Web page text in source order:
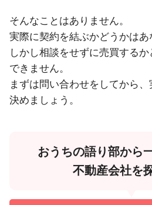
そんなことはありません。
実際に契約を結ぶかどうかはあ
しかし相談をせずに売買する
できません。
まずは問い合わせをしてから
決めましょう。
おうちの語り部から
不動産会社を